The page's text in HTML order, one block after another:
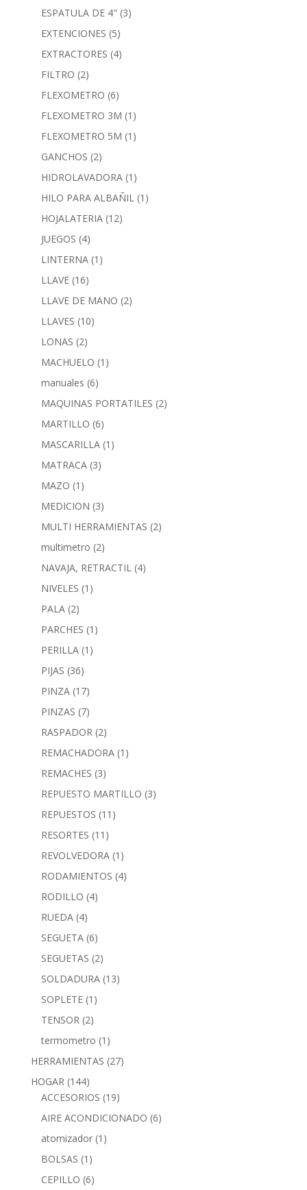
ESPATULA DE 4" (3)
EXTENCIONES (5)
EXTRACTORES (4)
FILTRO (2)
FLEXOMETRO (6)
FLEXOMETRO 3M (1)
FLEXOMETRO 5M (1)
GANCHOS (2)
HIDROLAVADORA (1)
HILO PARA ALBAÑIL (1)
HOJALATERIA (12)
JUEGOS (4)
LINTERNA (1)
LLAVE (16)
LLAVE DE MANO (2)
LLAVES (10)
LONAS (2)
MACHUELO (1)
manuales (6)
MAQUINAS PORTATILES (2)
MARTILLO (6)
MASCARILLA (1)
MATRACA (3)
MAZO (1)
MEDICION (3)
MULTI HERRAMIENTAS (2)
multimetro (2)
NAVAJA, RETRACTIL (4)
NIVELES (1)
PALA (2)
PARCHES (1)
PERILLA (1)
PIJAS (36)
PINZA (17)
PINZAS (7)
RASPADOR (2)
REMACHADORA (1)
REMACHES (3)
REPUESTO MARTILLO (3)
REPUESTOS (11)
RESORTES (11)
REVOLVEDORA (1)
RODAMIENTOS (4)
RODILLO (4)
RUEDA (4)
SEGUETA (6)
SEGUETAS (2)
SOLDADURA (13)
SOPLETE (1)
TENSOR (2)
termometro (1)
HERRAMIENTAS (27)
HOGAR (144)
ACCESORIOS (19)
AIRE ACONDICIONADO (6)
atomizador (1)
BOLSAS (1)
CEPILLO (6)